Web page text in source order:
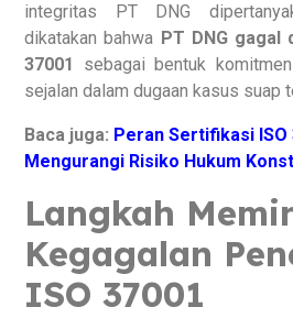
integritas PT DNG
dikatakan bahwa PT DNG gagal
37001
sebagai bentuk
sejalan dalam dugaan kasus suap
Baca juga: Peran Sertifikasi ISO
Mengurangi Risiko Hukum
Langkah
Kegagalan
ISO 37001